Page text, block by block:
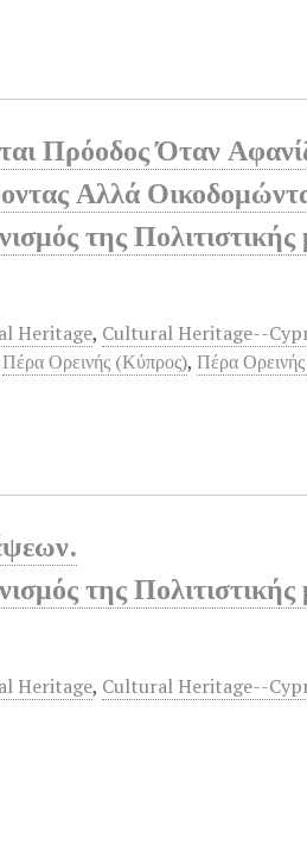
Πρόοδος Όταν
Αλλά
της Πολιτιστικής
Heritage, Cultural Heritage--
Πέρα Ορεινής (Κύπρος),Πέρα
της
Heritage, Cultural Heritage--